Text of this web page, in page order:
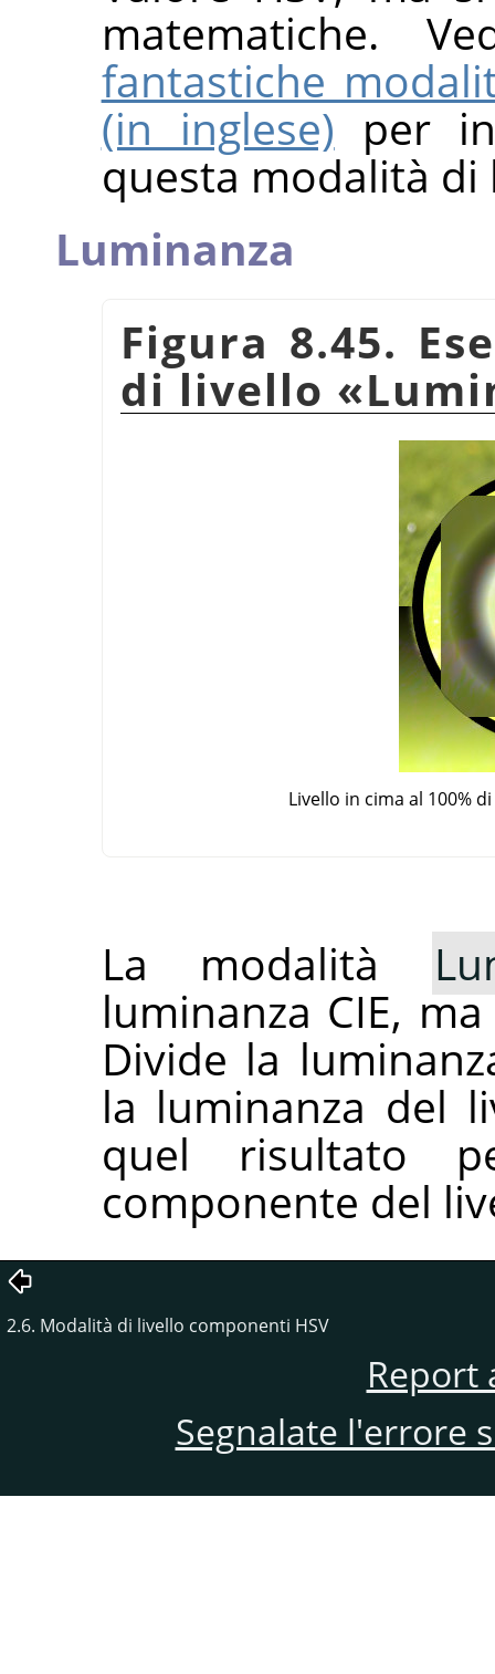
matematiche.
fantastiche
(in inglese) per
questa modalità di
Luminanza
Figura 8.45.
di livello «
Livello in cima al 100%
La modalità
luminanza CIE,
Divide la
la luminanza del
quel risultato
componente del
2.6. Modalità di livello componenti HSV
Report
Segnalate l'errore